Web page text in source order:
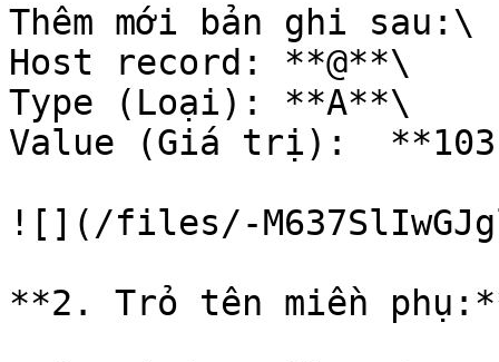
Thêm mới bản ghi sau:\
Host record: **@**\
Type (Loại): **A**\
Value (Giá trị):
![](/files/-
**2. Trỏ tên miền